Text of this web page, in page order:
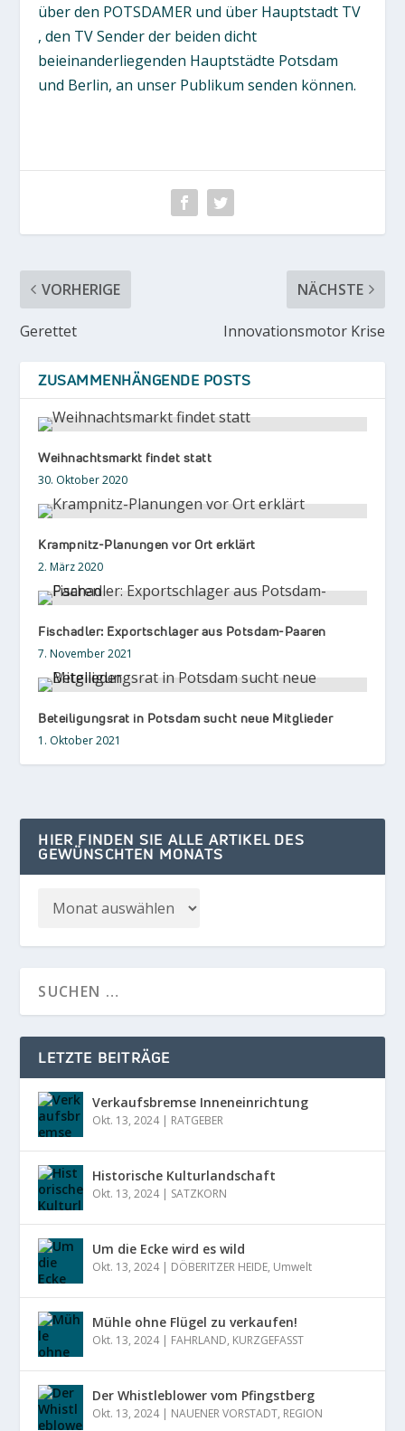
über den POTSDAMER und über Hauptstadt TV
, den TV Sender der beiden dicht
beieinanderliegenden Hauptstädte Potsdam
und Berlin, an unser Publikum senden können.
VORHERIGE
Gerettet
NÄCHSTE
Innovationsmotor Krise
ZUSAMMENHÄNGENDE POSTS
Weihnachtsmarkt findet statt
30. Oktober 2020
Krampnitz-Planungen vor Ort erklärt
2. März 2020
Fischadler: Exportschlager aus Potsdam-Paaren
7. November 2021
Beteiligungsrat in Potsdam sucht neue Mitglieder
1. Oktober 2021
HIER FINDEN SIE ALLE ARTIKEL DES
GEWÜNSCHTEN MONATS
LETZTE BEITRÄGE
Verkaufsbremse Inneneinrichtung
Okt. 13, 2024| RATGEBER
Historische Kulturlandschaft
Okt. 13, 2024| SATZKORN
Um die Ecke wird es wild
Okt. 13, 2024| DÖBERITZER HEIDE, Umwelt
Mühle ohne Flügel zu verkaufen!
Okt. 13, 2024| FAHRLAND, KURZGEFASST
Der Whistleblower vom Pfingstberg
Okt. 13, 2024| NAUENER VORSTADT, REGION